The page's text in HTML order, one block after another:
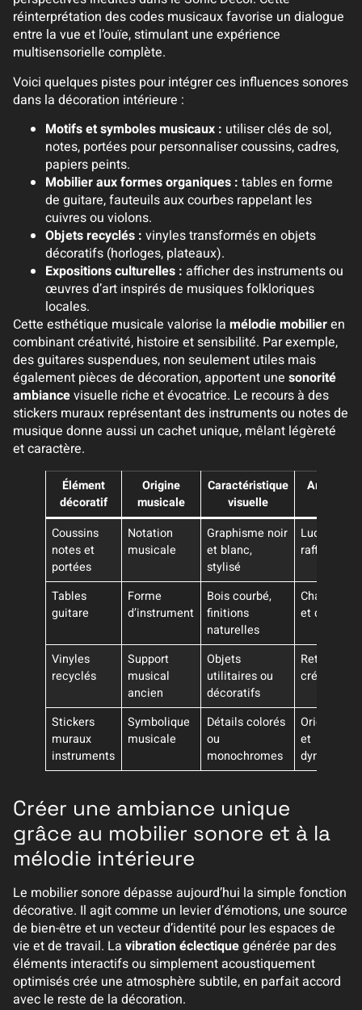
réinterprétation des codes musicaux favorise un dialogue
entre la vue et l’ouïe, stimulant une expérience
multisensorielle complète.
Voici quelques pistes pour intégrer ces influences sonores
dans la décoration intérieure :
Motifs et symboles musicaux : utiliser clés de sol,
notes, portées pour personnaliser coussins, cadres,
papiers peints.
Mobilier aux formes organiques : tables en forme
de guitare, fauteuils aux courbes rappelant les
cuivres ou violons.
Objets recyclés : vinyles transformés en objets
décoratifs (horloges, plateaux).
Expositions culturelles : afficher des instruments ou
œuvres d’art inspirés de musiques folkloriques
locales.
Cette esthétique musicale valorise la mélodie mobilieren
combinant créativité, histoire et sensibilité. Par exemple,
des guitares suspendues, non seulement utiles mais
également pièces de décoration, apportent une sonorité
ambiancevisuelle riche et évocatrice. Le recours à des
stickers muraux représentant des instruments ou notes de
musique donne aussi un cachet unique, mêlant légèreté
et caractère.
Élément
décoratif
Origine
musicale
Caractéristique
visuelle
Ambiance
Coussins
notes et
portées
Notation
musicale
Graphisme noir
et blanc,
stylisé
Ludique et
raffiné
Tables
guitare
Forme
d’instrument
Bois courbé,
finitions
naturelles
et design
Vinyles
recyclés
Support
musical
ancien
Objets
utilitaires ou
décoratifs
Retro et
créative
Stickers
muraux
instruments
Symbolique
musicale
Détails colorés
ou
monochromes
Originalité
et
dynamisme
Créer une ambiance unique
grâce au mobilier sonore et à la
mélodie intérieure
Le mobilier sonore dépasse aujourd’hui la simple fonction
décorative. Il agit comme un levier d’émotions, une source
de bien-être et un vecteur d’identité pour les espaces de
vie et de travail. La vibration éclectiquegénérée par des
éléments interactifs ou simplement acoustiquement
optimisés crée une atmosphère subtile, en parfait accord
avec le reste de la décoration.